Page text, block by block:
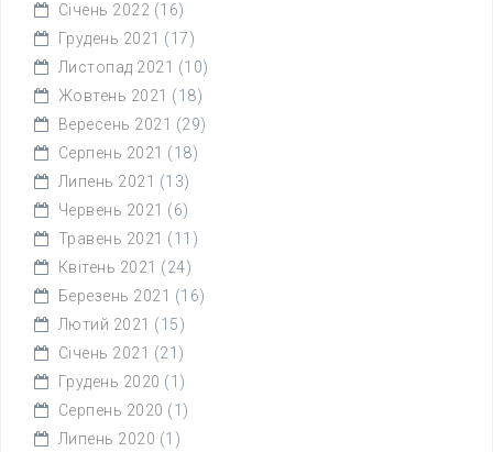
Січень 2022 (16)
Грудень 2021 (17)
Листопад 2021 (10)
Жовтень 2021 (18)
Вересень 2021 (29)
Серпень 2021 (18)
Липень 2021 (13)
Червень 2021 (6)
Травень 2021 (11)
Квітень 2021 (24)
Березень 2021 (16)
Лютий 2021 (15)
Січень 2021 (21)
Грудень 2020 (1)
Серпень 2020 (1)
Липень 2020 (1)